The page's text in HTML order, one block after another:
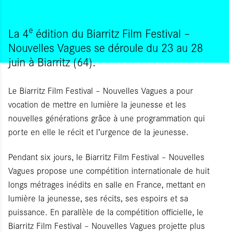
La 4e édition du Biarritz Film Festival –
Nouvelles Vagues se déroule du 23 au 28
juin à Biarritz (64).
Le Biarritz Film Festival – Nouvelles Vagues a pour
vocation de mettre en lumière la jeunesse et les
nouvelles générations grâce à une programmation qui
porte en elle le récit et l’urgence de la jeunesse.
Pendant six jours, le Biarritz Film Festival – Nouvelles
Vagues propose une compétition internationale de huit
longs métrages inédits en salle en France, mettant en
lumière la jeunesse, ses récits, ses espoirs et sa
puissance. En parallèle de la compétition officielle, le
Biarritz Film Festival – Nouvelles Vagues projette plus